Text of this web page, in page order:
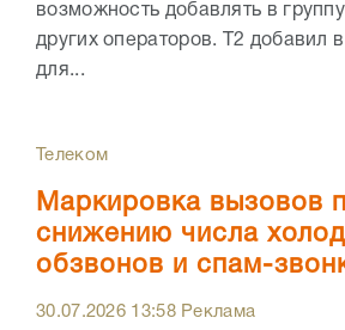
возможность добавлять в
других операторов. Т2 добавил
для...
Телеком
Маркировка вызовов
снижению числа
обзвонов и спам-
30.07.2026 13:58Реклама